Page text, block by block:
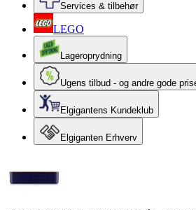
Services & tilbehør
LEGO
Lageroprydning
Ugens tilbud - og andre gode
Elgigantens Kundeklub
Elgiganten Erhverv